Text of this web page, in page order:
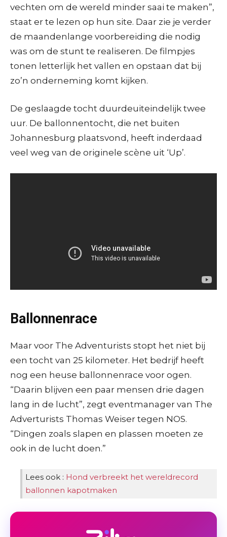
vechten om de wereld minder saai te maken”,
staat er te lezen op hun site. Daar zie je verder
de maandenlange voorbereiding die nodig
was om de stunt te realiseren. De filmpjes
tonen letterlijk het vallen en opstaan dat bij
zo’n onderneming komt kijken.
De geslaagde tocht duurdeuiteindelijk twee
uur. De ballonnentocht, die net buiten
Johannesburg plaatsvond, heeft inderdaad
veel weg van de originele scène uit ‘Up’.
Ballonnenrace
Maar voor The Adventurists stopt het niet bij
een tocht van 25 kilometer. Het bedrijf heeft
nog een heuse ballonnenrace voor ogen.
“Daarin blijven een paar mensen drie dagen
lang in de lucht”, zegt eventmanager van The
Adverturists Thomas Weiser tegen NOS.
“Dingen zoals slapen en plassen moeten ze
ook in de lucht doen.”
Lees ook : Hond verbreekt het wereldrecord
ballonnen kapotmaken